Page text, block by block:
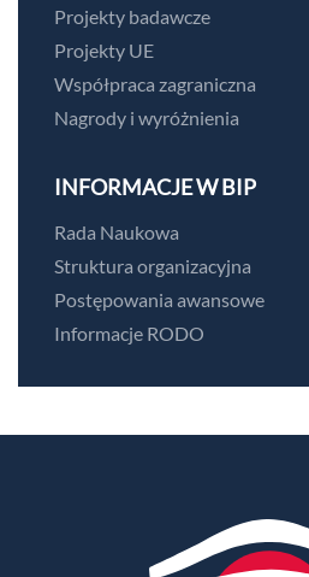
Projekty badawcze
Projekty UE
Współpraca zagraniczna
Nagrody i wyróżnienia
INFORMACJE W BIP
Rada Naukowa
Struktura organizacyjna
Postępowania awansowe
Informacje RODO